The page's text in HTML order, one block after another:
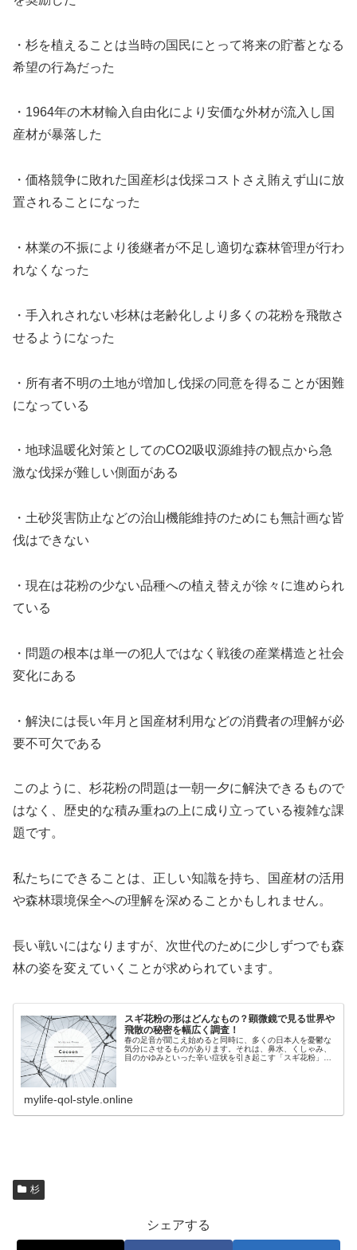
・杉を植えることは当時の国民にとって将来の貯蓄となる
希望の行為だった
・1964年の木材輸入自由化により安価な外材が流入し国
産材が暴落した
・価格競争に敗れた国産杉は伐採コストさえ賄えず山に放
置されることになった
・林業の不振により後継者が不足し適切な森林管理が行わ
れなくなった
・手入れされない杉林は老齢化しより多くの花粉を飛散さ
せるようになった
・所有者不明の土地が増加し伐採の同意を得ることが困難
になっている
・地球温暖化対策としてのCO2吸収源維持の観点から急
激な伐採が難しい側面がある
・土砂災害防止などの治山機能維持のためにも無計画な皆
伐はできない
・現在は花粉の少ない品種への植え替えが徐々に進められ
ている
・問題の根本は単一の犯人ではなく戦後の産業構造と社会
変化にある
・解決には長い年月と国産材利用などの消費者の理解が必
要不可欠である
このように、杉花粉の問題は一朝一夕に解決できるもので
はなく、歴史的な積み重ねの上に成り立っている複雑な課
題です。
私たちにできることは、正しい知識を持ち、国産材の活用
や森林環境保全への理解を深めることかもしれません。
長い戦いにはなりますが、次世代のために少しずつでも森
林の姿を変えていくことが求められています。
スギ花粉の形はどんなもの？顕微鏡で見る世界や
飛散の秘密を幅広く調査！
春の足音が聞こえ始めると同時に、多くの日本人を憂鬱な
気分にさせるものがあります。それは、鼻水、くしゃみ、
目のかゆみといった辛い症状を引き起こす「スギ花粉」で
mylife-qol-style.online
杉
シェアする